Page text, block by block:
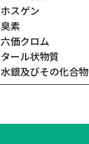
ホスゲン
臭素
六価クロム
タール状物質
水銀及びその化合物